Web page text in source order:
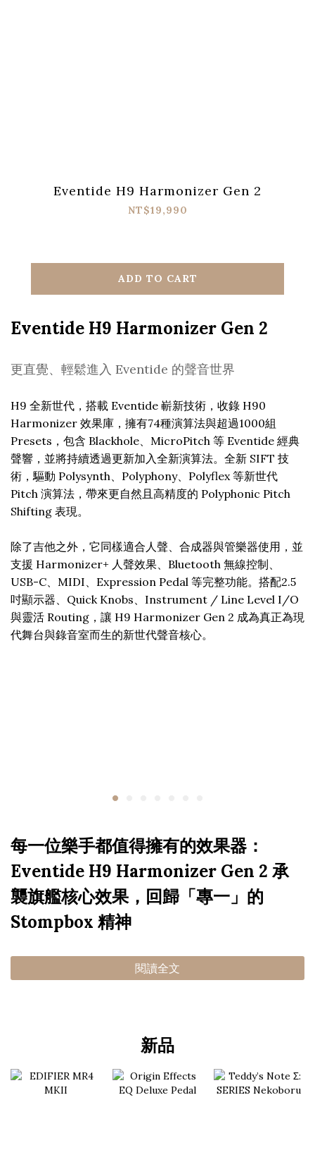
Eventide H9 Harmonizer Gen 2
NT$19,990
ADD TO CART
Eventide H9 Harmonizer Gen 2
更直覺、輕鬆進入 Eventide 的聲音世界
H9 全新世代，搭載 Eventide 嶄新技術，收錄 H90
Harmonizer 效果庫，擁有74種演算法與超過1000組
Presets，包含 Blackhole、MicroPitch 等 Eventide 經典
聲響，並將持續透過更新加入全新演算法。全新 SIFT 技
術，驅動 Polysynth、Polyphony、Polyflex 等新世代
Pitch 演算法，帶來更自然且高精度的 Polyphonic Pitch
Shifting 表現。
除了吉他之外，它同樣適合人聲、合成器與管樂器使用，並
支援 Harmonizer+ 人聲效果、Bluetooth 無線控制、
USB-C、MIDI、Expression Pedal 等完整功能。搭配2.5
吋顯示器、Quick Knobs、Instrument / Line Level I/O
與靈活 Routing，讓 H9 Harmonizer Gen 2 成為真正為現
代舞台與錄音室而生的新世代聲音核心。
每一位樂手都值得擁有的效果器：
Eventide H9 Harmonizer Gen 2 承
襲旗艦核心效果，回歸「專一」的
Stompbox 精神
閱讀全文
新品